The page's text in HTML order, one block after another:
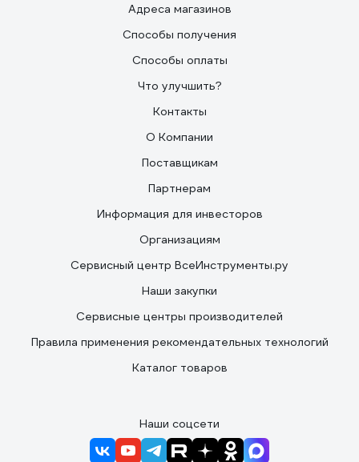
Адреса магазинов
Способы получения
Способы оплаты
Что улучшить?
Контакты
О Компании
Поставщикам
Партнерам
Информация для инвесторов
Организациям
Сервисный центр ВсеИнструменты.ру
Наши закупки
Сервисные центры производителей
Правила применения рекомендательных технологий
Каталог товаров
Наши соцсети